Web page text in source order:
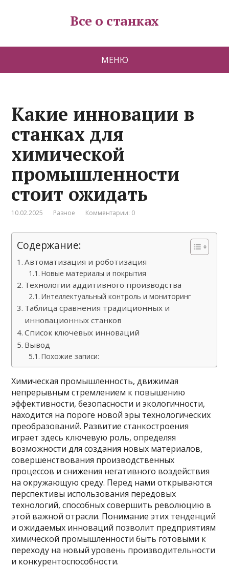
Все о станках
МЕНЮ
Какие инновации в
станках для
химической
промышленности
стоит ожидать
10.02.2025 Разное Комментарии: 0
Содержание:
Автоматизация и роботизация
Новые материалы и покрытия
Технологии аддитивного производства
Интеллектуальный контроль и мониторинг
Таблица сравнения традиционных и
инновационных станков
Список ключевых инноваций
Вывод
Похожие записи:
Химическая промышленность, движимая
непрерывным стремлением к повышению
эффективности, безопасности и экологичности,
находится на пороге новой эры технологических
преобразований. Развитие станкостроения
играет здесь ключевую роль, определяя
возможности для создания новых материалов,
совершенствования производственных
процессов и снижения негативного воздействия
на окружающую среду. Перед нами открываются
перспективы использования передовых
технологий, способных совершить революцию в
этой важной отрасли. Понимание этих тенденций
и ожидаемых инноваций позволит предприятиям
химической промышленности быть готовыми к
переходу на новый уровень производительности
и конкурентоспособности.